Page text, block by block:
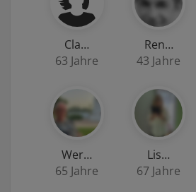
Cla…
63 Jahre
Ren…
43 Jahre
Wer…
65 Jahre
Lis…
67 Jahre